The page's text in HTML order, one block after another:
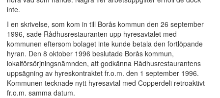
inte.
I en skrivelse, som kom in till Borås kommun den 26 september
1996, sade Rådhusrestauranten upp hyresavtalet med
kommunen eftersom bolaget inte kunde betala den fortlöpande
hyran. Den 8 oktober 1996 beslutade Borås kommun,
lokalförsörjningsnämnden, att godkänna Rådhusrestaurantens
uppsägning av hyreskontraktet fr.o.m. den 1 september 1996.
Kommunen tecknade nytt hyresavtal med Copperdeli retroaktivt
fr.o.m. samma datum.